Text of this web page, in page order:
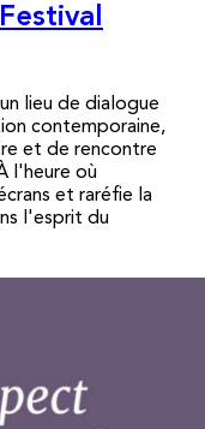
lieu de dialogue
contemporaine,
et de rencontre
l'heure où
et raréfie la
l'esprit du